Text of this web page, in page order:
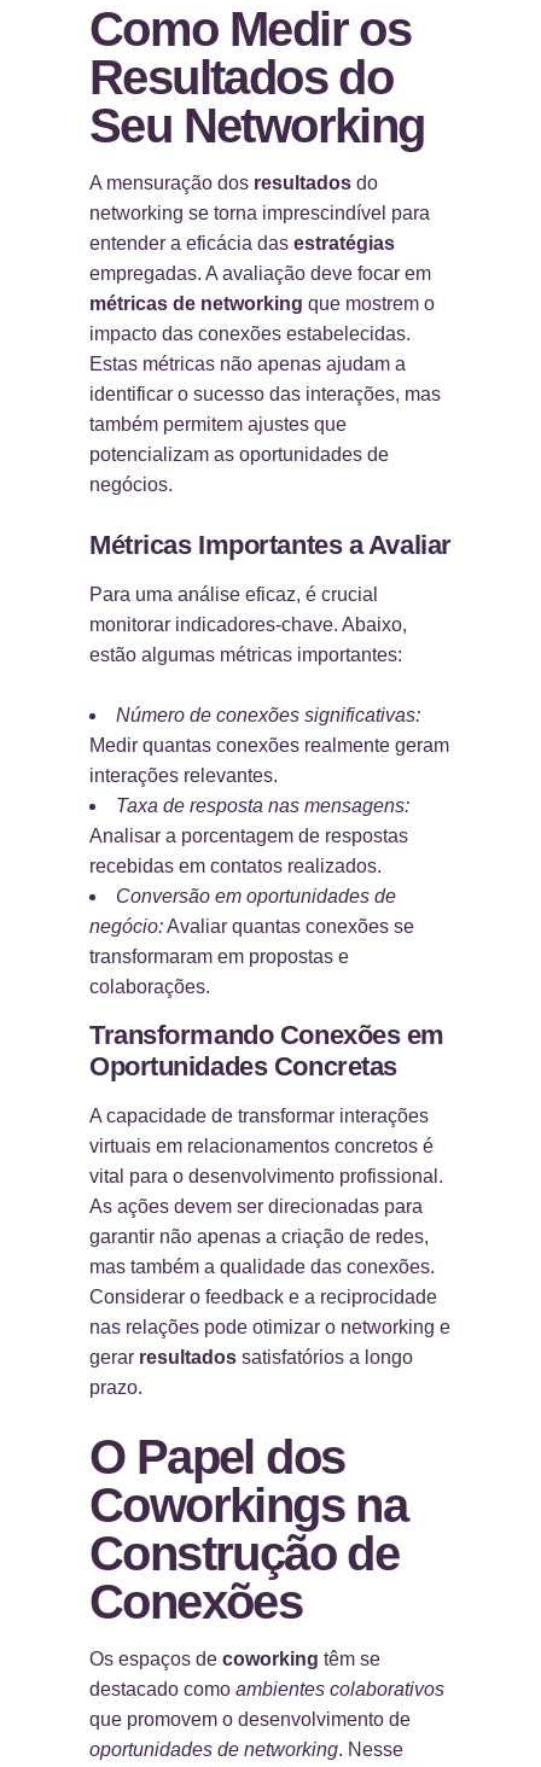
Como Medir os
Resultados do
Seu Networking
A mensuração dos resultados do
networking se torna imprescindível para
entender a eficácia das estratégias
empregadas. A avaliação deve focar em
métricas de networking que mostrem o
impacto das conexões estabelecidas.
Estas métricas não apenas ajudam a
identificar o sucesso das interações, mas
também permitem ajustes que
potencializam as oportunidades de
negócios.
Métricas Importantes a Avaliar
Para uma análise eficaz, é crucial
monitorar indicadores-chave. Abaixo,
estão algumas métricas importantes:
Número de conexões significativas:
Medir quantas conexões realmente geram
interações relevantes.
Taxa de resposta nas mensagens:
Analisar a porcentagem de respostas
recebidas em contatos realizados.
Conversão em oportunidades de
negócio:Avaliar quantas conexões se
transformaram em propostas e
colaborações.
Transformando Conexões em
Oportunidades Concretas
A capacidade de transformar interações
virtuais em relacionamentos concretos é
vital para o desenvolvimento profissional.
As ações devem ser direcionadas para
garantir não apenas a criação de redes,
mas também a qualidade das conexões.
Considerar o feedback e a reciprocidade
nas relações pode otimizar o networking e
gerar resultados satisfatórios a longo
prazo.
O Papel dos
Coworkings na
Construção de
Conexões
Os espaços de coworking têm se
destacado como ambientes colaborativos
que promovem o desenvolvimento de
oportunidades de networking. Nesse